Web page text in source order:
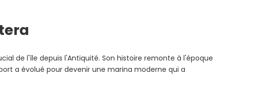
de l'île depuis l'Antiquité. Son histoire remonte à l'époque
a évolué pour devenir une marina moderne qui a